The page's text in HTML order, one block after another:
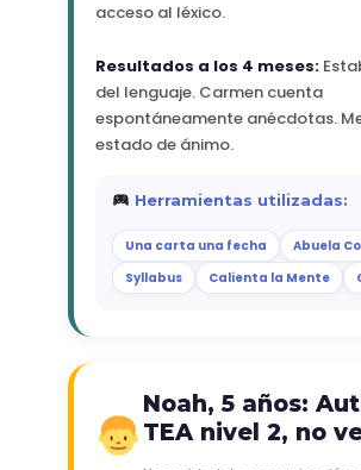
acceso al léxico.
Resultados a los 4 meses:
del lenguaje. Carmen cuenta
espontáneamente anécdotas.
estado de ánimo.
Herramientas utilizadas:
Una carta una fecha
Abuela
Syllabus
Calienta la Mente
Noah, 5 años:
TEA nivel 2, no